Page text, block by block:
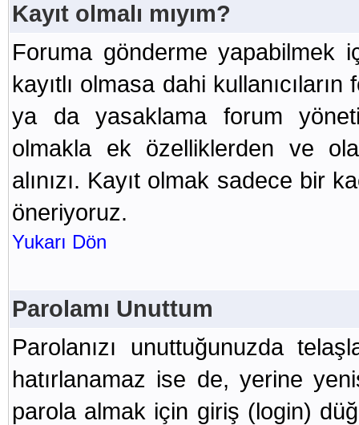
Kayıt olmalı mıyım?
Foruma gönderme yapabilmek
kayıtlı olmasa dahi
ya da yasaklama forum
olmakla ek özelliklerden ve
alınızı. Kayıt olmak sadece bir
öneriyoruz.
Yukarı Dön
Parolamı Unuttum
Parolanızı unuttuğunuzda
hatırlanamaz ise de, yerine
parola almak için giriş (login)